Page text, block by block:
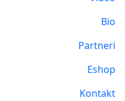
Bio
Partneri
Eshop
Kontakt